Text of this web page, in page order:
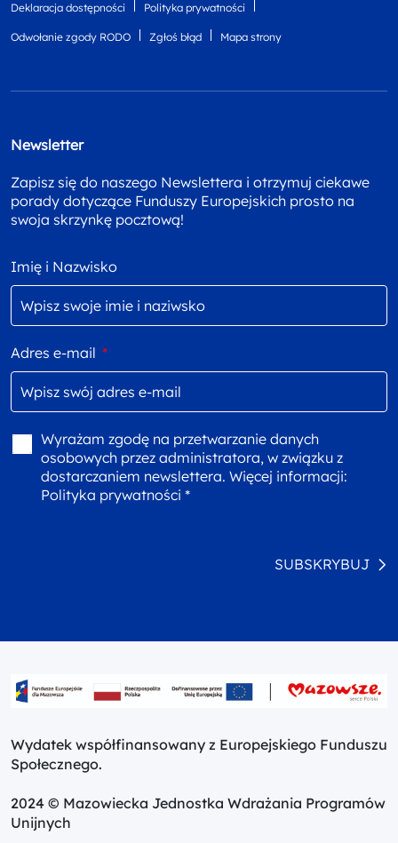
Deklaracja dostępności Polityka prywatności
Odwołanie zgody RODO Zgłoś błąd Mapa strony
Newsletter
Zapisz się do naszego Newslettera i otrzymuj ciekawe
porady dotyczące Funduszy Europejskich prosto na
swoja skrzynkę pocztową!
Imię i Nazwisko
Adres e-mail *
Wyrażam zgodę na przetwarzanie danych
osobowych przez administratora, w związku z
dostarczaniem newslettera. Więcej informacji:
Polityka prywatności *
SUBSKRYBUJ
Wydatek współfinansowany z Europejskiego Funduszu
Społecznego.
2024 © Mazowiecka Jednostka Wdrażania Programów
Unijnych